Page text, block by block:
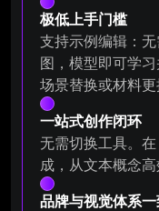
极低上手门槛
支持示例编辑：
图，模型即可学
场景替换或材料更
一站式创作闭环
无需切换工具。
成，从文本概念
品牌与视觉体系一